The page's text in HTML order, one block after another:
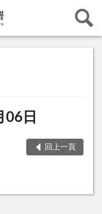
06日
回上一頁